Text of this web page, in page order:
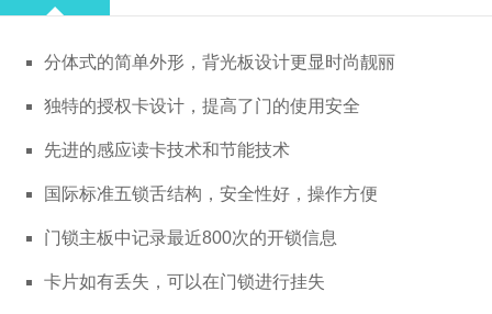
分体式的简单外形，背光板设计更显时尚靓丽
独特的授权卡设计，提高了门的使用安全
先进的感应读卡技术和节能技术
国际标准五锁舌结构，安全性好，操作方便
门锁主板中记录最近800次的开锁信息
卡片如有丢失，可以在门锁进行挂失